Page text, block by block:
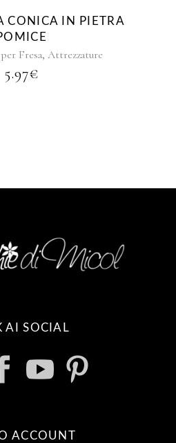
CONICA IN PIETRA
Fresa, Attrezzature
5.97€
AI SOCIAL
ACCOUNT